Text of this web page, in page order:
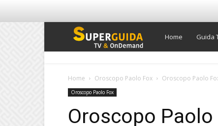
Super
Home Guida
Home Oroscopo Paolo Fox Oroscopo Paolo
Oroscopo Paolo Fox
Oroscopo